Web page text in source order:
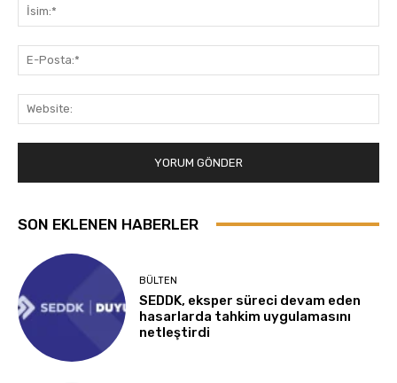
SON EKLENEN HABERLER
BÜLTEN
SEDDK, eksper süreci devam eden
hasarlarda tahkim uygulamasını
netleştirdi